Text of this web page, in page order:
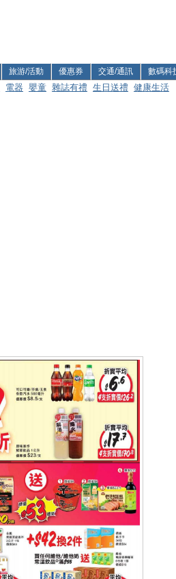
旅游/活動 優惠券 交通/通訊 數碼科
電器 嬰童 雜誌有禮 生日送禮 健康生活